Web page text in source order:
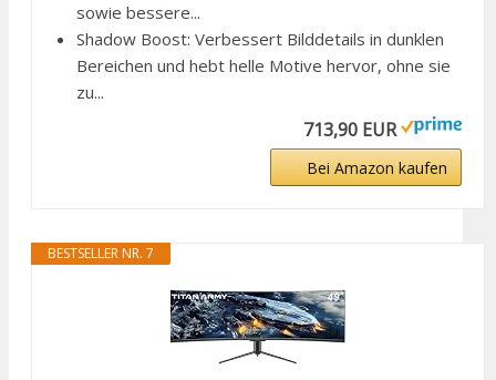
sowie bessere...
Shadow Boost: Verbessert Bilddetails in dunklen
Bereichen und hebt helle Motive hervor, ohne sie
zu...
713,90 EUR
Bei Amazon kaufen
BESTSELLER NR. 7